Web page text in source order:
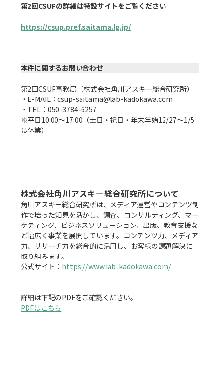
第2回CSUPの詳細は特設サイトをご覧ください
https://csup.pref.saitama.lg.jp/
本件に関するお問い合わせ
第2回CSUP事務局（株式会社角川アスキー総合研究所）
・E-MAIL：csup-saitama@lab-kadokawa.com
・TEL：050-3784-6257
※平日10:00〜17:00（土日・祝日・年末年始12/27～1/5
は休業）
株式会社角川アスキー総合研究所について
角川アスキー総合研究所は、メディア運営やコンテンツ制
作で培った知見を活かし、調査、コンサルティング、マー
ケティング、ビジネスソリューション、出版、教育支援な
ど幅広く事業を展開しています。コンテンツ力、メディア
力、リサーチ力を総合的に活用し、お客様の課題解決に
取り組みます。
公式サイト： https://www.lab-kadokawa.com/
PDFはこちら